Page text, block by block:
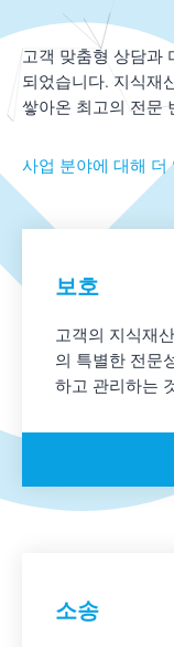
고객 맞춤형 상담과
되었습니다. 지식재
쌓아온 최고의 전문
사업 분야에 대해 더
보호
고객의 지식재
의 특별한 전문
하고 관리하는
소송